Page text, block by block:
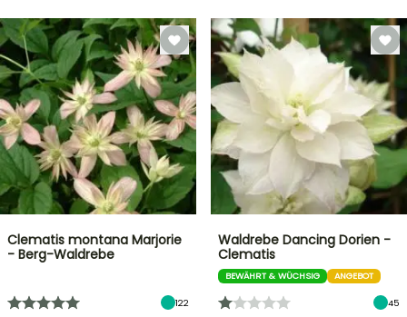
Clematis montana Marjorie
- Berg-Waldrebe
122
Waldrebe Dancing Dorien -
Clematis
BEWÄHRT & WÜCHSIG ANGEBOT
45